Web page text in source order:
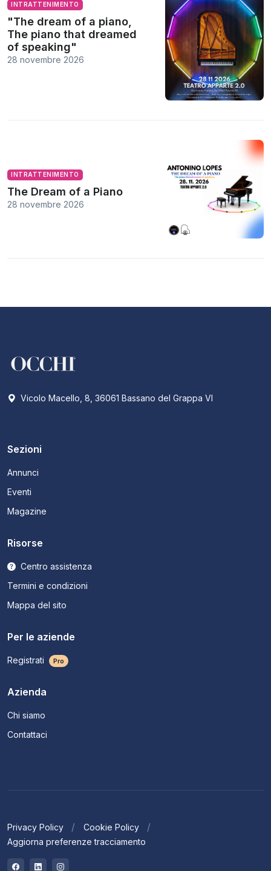
INTRATTENIMENTO
"The dream of a piano,
The piano that dreamed
of speaking"
28 novembre 2026
INTRATTENIMENTO
The Dream of a Piano
28 novembre 2026
Vicolo Macello, 8, 36061 Bassano del Grappa VI
Sezioni
Annunci
Eventi
Magazine
Risorse
Centro assistenza
Termini e condizioni
Mappa del sito
Per le aziende
Registrati Pro
Azienda
Chi siamo
Contattaci
Privacy Policy
Cookie Policy
Aggiorna preferenze tracciamento